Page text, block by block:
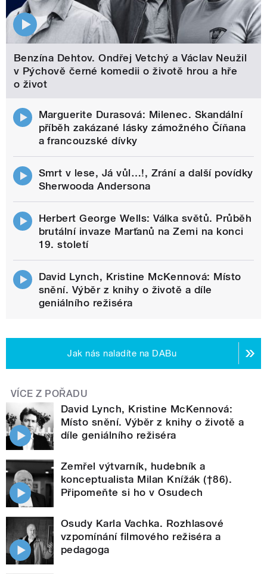
Benzína Dehtov. Ondřej Vetchý a Václav Neužil
v Pýchově černé komedii o životě hrou a hře
o život
Marguerite Durasová: Milenec. Skandální
příběh zakázané lásky zámožného Číňana
a francouzské dívky
Smrt v lese, Já vůl…!, Zrání a další povídky
Sherwooda Andersona
Herbert George Wells: Válka světů. Průběh
brutální invaze Marťanů na Zemi na konci
19. století
David Lynch, Kristine McKennová: Místo
snění. Výběr z knihy o životě a díle
geniálního režiséra
Jak nás naladíte na DABu
VÍCE Z POŘADU
David Lynch, Kristine McKennová:
Místo snění. Výběr z knihy o životě a
díle geniálního režiséra
Zemřel výtvarník, hudebník a
konceptualista Milan Knížák (†86).
Připomeňte si ho v Osudech
Osudy Karla Vachka. Rozhlasové
vzpomínání filmového režiséra a
pedagoga